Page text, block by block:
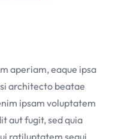
aperiam, eaque ipsa
architecto beatae
ipsam voluptatem
aut fugit, sed quia